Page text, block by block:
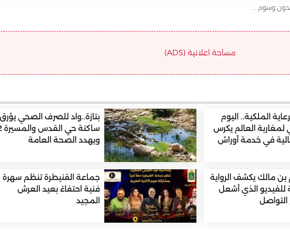
وسوم . .
مساحة اعلانية (ADS)
الملكية.. اليوم
لمغاربة العالم يكرس
في خدمة أوراش
بتازة..واد للصرف الصحي يؤرق
ساكنة
ويهدد الصحة العامة
بن مالك يكشف الرواية
للفيديو الذي أشعل
جماعة القنيطرة تنظم سهرة
فنية احتفاءً بعيد العرش
المجيد